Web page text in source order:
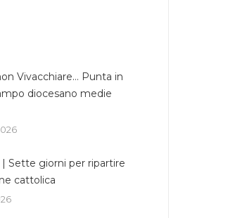
Vivacchiare… Punta in
diocesano medie
| Sette giorni per ripartire
cattolica